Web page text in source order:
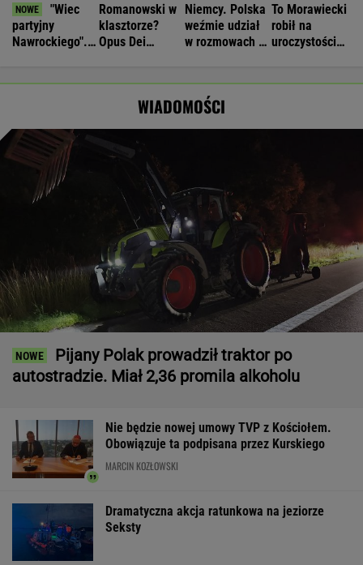
"Wiec
partyjny
Nawrockiego".
Romanowski w
klasztorze?
Opus Dei
Niemcy. Polska
weźmie udział
w rozmowach o
To Morawiecki
robił na
uroczystości
WIADOMOŚCI
Pijany Polak prowadził traktor po
autostradzie. Miał 2,36 promila alkoholu
Nie będzie nowej umowy TVP z Kościołem.
Obowiązuje ta podpisana przez Kurskiego
MARCIN KOZŁOWSKI
Dramatyczna akcja ratunkowa na jeziorze
Seksty